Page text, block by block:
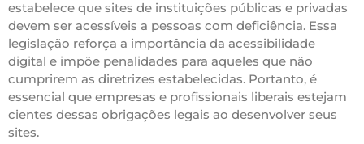
estabelece que sites de instituições públicas e privadas
devem ser acessíveis a pessoas com deficiência. Essa
legislação reforça a importância da acessibilidade
digital e impõe penalidades para aqueles que não
cumprirem as diretrizes estabelecidas. Portanto, é
essencial que empresas e profissionais liberais estejam
cientes dessas obrigações legais ao desenvolver seus
sites.